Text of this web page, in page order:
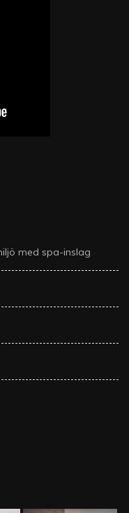
med spa-inslag